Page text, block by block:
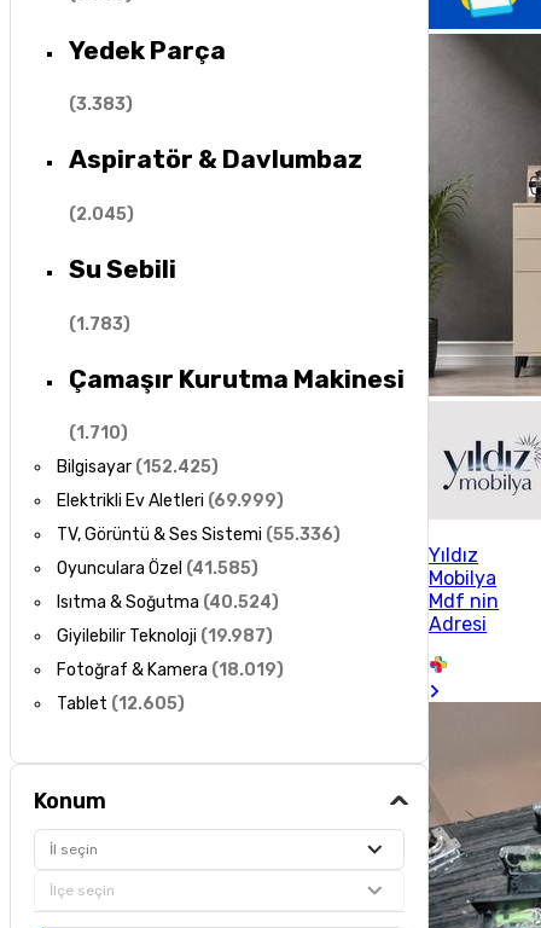
Yedek Parça
(3.383)
Aspiratör & Davlumbaz
(2.045)
Su Sebili
(1.783)
Çamaşır Kurutma Makinesi
(1.710)
Bilgisayar (152.425)
Elektrikli Ev Aletleri (69.999)
TV, Görüntü & Ses Sistemi (55.336)
Oyunculara Özel (41.585)
Isıtma & Soğutma (40.524)
Giyilebilir Teknoloji (19.987)
Fotoğraf & Kamera (18.019)
Tablet (12.605)
Konum
İl seçin
İlçe seçin
Yıldız
Mobilya
Mdf nin
Adresi